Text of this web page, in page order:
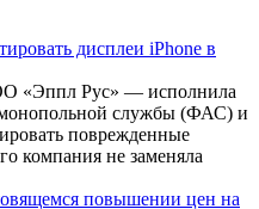
дисплеи iPhone в
«Эппл Рус» — исполнила
службы (ФАС) и
поврежденные
компания не заменяла